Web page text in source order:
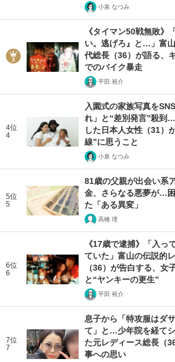
小泉 なつみ
《タイマン50戦無敗》
い。逃げろ』と…」富
代総長（36）が語る、
でのバイク暴走
平田 裕介
4位
4
入園式の家族写真を
れ」と“差別発言”殺到
した日本人女性（31）
線”に思うこと
小泉 なつみ
5位
5
81歳の父親が出会い系
金、さらなる悪夢が…
た「ある異変」
高橋 理
6位
6
《17歳で逮捕》「入っ
ていた」富山の伝説的
（36）が告白する、女
と“ヤンキーの更生”
平田 裕介
7位
7
息子から「特攻服はダ
て」と…少年院を経て
た元レディース総長（
事への思い